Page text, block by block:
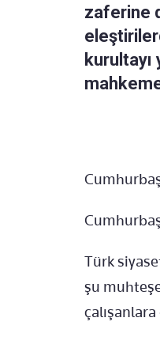
zaferine
kurultayı
Türk
şu